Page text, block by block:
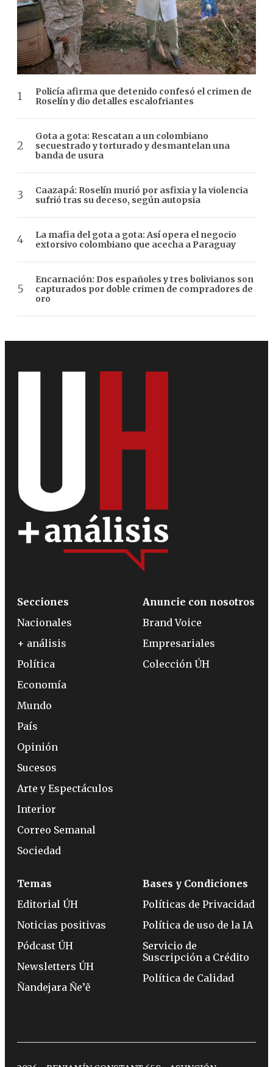
Policía afirma que detenido confesó el crimen de
Roselín y dio detalles escalofriantes
Gota a gota: Rescatan a un colombiano
secuestrado y torturado y desmantelan una
banda de usura
Caazapá: Roselín murió por asfixia y la violencia
sufrió tras su deceso, según autopsia
La mafia del gota a gota: Así opera el negocio
extorsivo colombiano que acecha a Paraguay
Encarnación: Dos españoles y tres bolivianos son
capturados por doble crimen de compradores de
oro
Secciones
Nacionales
+ análisis
Política
Economía
Mundo
País
Opinión
Sucesos
Arte y Espectáculos
Interior
Correo Semanal
Sociedad
Anuncie con nosotros
Brand Voice
Empresariales
Colección ÚH
Temas
Editorial ÚH
Noticias positivas
Pódcast ÚH
Newsletters ÚH
Ñandejara Ñe’ẽ
Bases y Condiciones
Políticas de Privacidad
Política de uso de la IA
Servicio de
Suscripción a Crédito
Política de Calidad